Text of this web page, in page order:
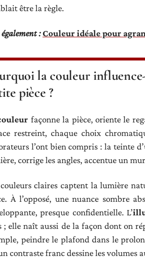
être la règle.
:Couleur idéale pour
la couleur
pièce ?
façonne la pièce, oriente le
restreint, chaque choix
l’ont bien compris : la teinte
corrige les angles, accentue un
couleurs claires captent la lumière
À l’opposé, une nuance sombre
presque confidentielle. L’
; elle naît aussi de la façon dont on
peindre le plafond dans le
contraste franc dessine les volumes